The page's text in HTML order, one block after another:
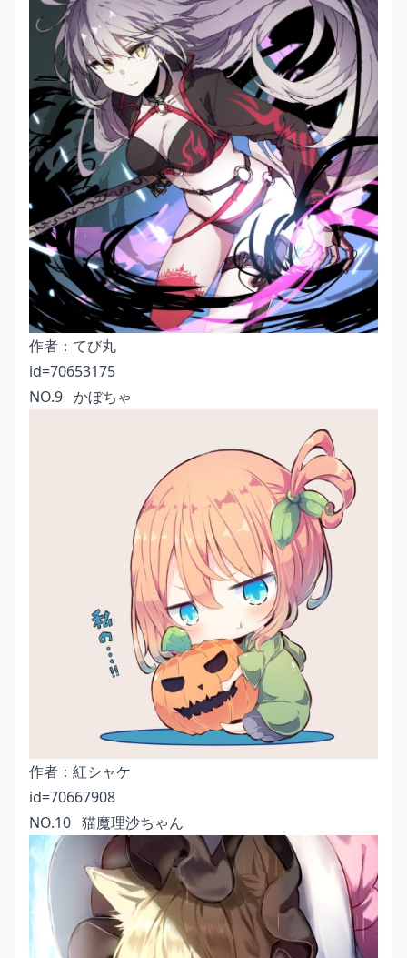
作者： てび丸
id=70653175
NO.9 かぼちゃ
作者： 紅シャケ
id=70667908
NO.10 猫魔理沙ちゃん